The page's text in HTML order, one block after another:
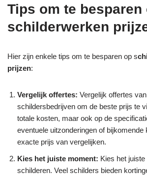
Tips om te besparen
schilderwerken
Hier zijn enkele tips om te besparen op s
prijzen:
Vergelijk offertes: Vergelijk offertes
schildersbedrijven om de beste prijs te
totale kosten, maar ook op de
eventuele uitzonderingen of bijkomende
exacte prijs van vergelijken.
Kies het juiste moment: Kies het
schilderen. Veel schilders bieden